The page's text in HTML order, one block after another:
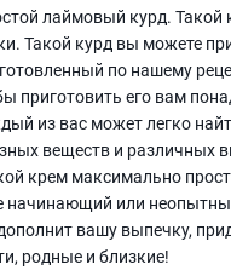
лаймовый курд.
Такой курд вы можете
по нашему
приготовить его вам
из вас может легко
веществ и
крем максимально
начинающий или
вашу выпечку,
родные и близкие!